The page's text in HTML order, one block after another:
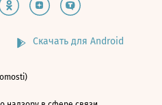
Скачать для Android